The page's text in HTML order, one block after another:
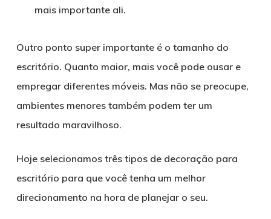
mais importante ali.
Outro ponto super importante é o tamanho do
escritório. Quanto maior, mais você pode ousar e
empregar diferentes móveis. Mas não se preocupe,
ambientes menores também podem ter um
resultado maravilhoso.
Hoje selecionamos três tipos de decoração para
escritório para que você tenha um melhor
direcionamento na hora de planejar o seu.